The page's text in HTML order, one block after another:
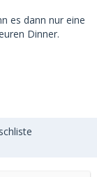
es dann nur eine
Dinner.